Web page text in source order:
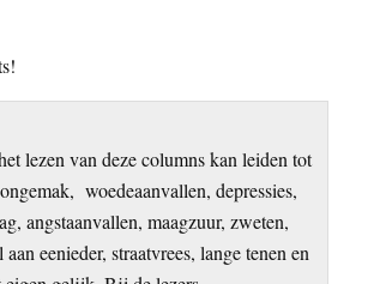
lezen van deze columns kan leiden tot
woedeaanvallen, depressies,
angstaanvallen, maagzuur, zweten,
eenieder, straatvrees, lange tenen en